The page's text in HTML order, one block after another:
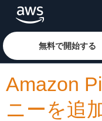
メインコンテンツに移動
アマゾン ウェ
無料で開始する
Amazon
ニーを追